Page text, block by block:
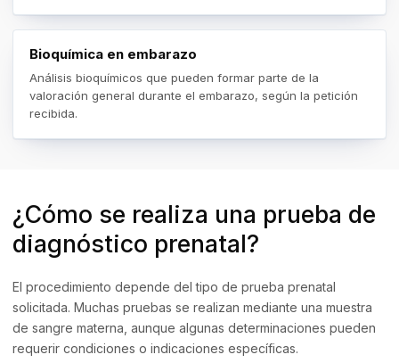
Bioquímica en embarazo
Análisis bioquímicos que pueden formar parte de la
valoración general durante el embarazo, según la petición
recibida.
¿Cómo se realiza una prueba de
diagnóstico prenatal?
El procedimiento depende del tipo de prueba prenatal
solicitada. Muchas pruebas se realizan mediante una muestra
de sangre materna, aunque algunas determinaciones pueden
requerir condiciones o indicaciones específicas.